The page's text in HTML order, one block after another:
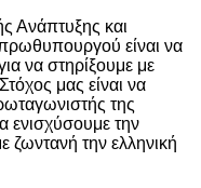
Ανάπτυξης και
είναι να
να στηρίξουμε με
μας είναι να
της
ενισχύσουμε την
ζωντανή την ελληνική